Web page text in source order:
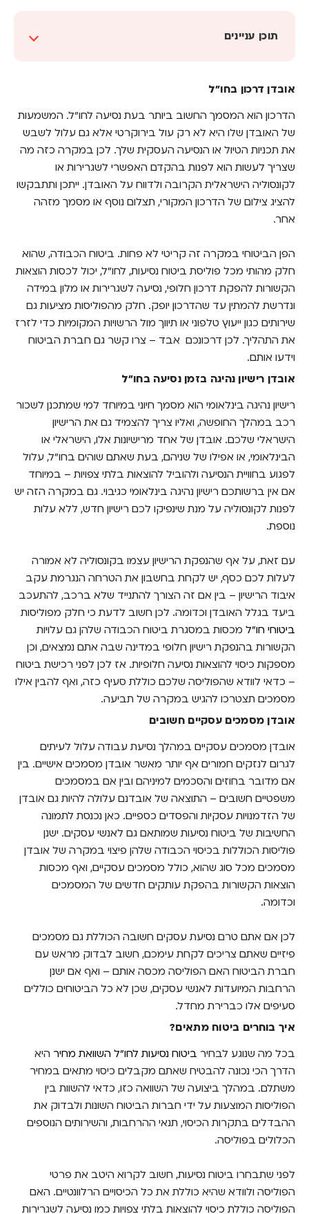
תוכן עניינים
אובדן רישיון נהיגה בזמן נסיעה בחו"ל
אובדן מסמכים עסקיים חשובים
איך בוחרים ביטוח מתאים?
חוששים מאובדן מסמכים? לא צריך לאבד את
הראש – נכנסים ל-Bestie, משווים ביטוחי חו"ל,
וטסים מוגנים ובטוחים
אובדן דרכון בחו"ל
הדרכון הוא המסמך החשוב ביותר בעת נסיעה לחו"ל. המשמעות
של האובדן שלו היא לא רק עול בירוקרטי אלא גם עלול לשבש
את תכניות הטיול או הנסיעה העסקית שלך. לכן במקרה כזה מה
שצריך לעשות הוא לפנות בהקדם האפשרי לשגרירות או
לקונסוליה הישראלית הקרובה ולדווח על האובדן. ייתכן ותתבקשו
להציג צילום של הדרכון המקורי, תצלום נוסף או מסמך מזהה
אחר.
הפן הביטוחי במקרה זה קריטי לא פחות. ביטוח הכבודה, שהוא
חלק מהותי מכל פוליסת ביטוח נסיעות, לחו"ל, יכול לכסות הוצאות
הקשורות להפקת דרכון חלופי, נסיעה לשגרירות או מלון במידה
ונדרשת להמתין עד שהדרכון יופק. חלק מהפוליסות מציעות גם
שירותים כגון ייעוץ טלפוני או תיווך מול הרשויות המקומיות כדי לזרז
את התהליך. לכן דרכונכם אבד – צרו קשר גם חברת הביטוח
וידעו אותם.
אובדן רישיון נהיגה בזמן נסיעה בחו"ל
רישיון נהיגה בינלאומי הוא מסמך חיוני במיוחד למי שמתכנן לשכור
רכב במהלך החופשה, ואליו צריך להצמיד גם את הרישיון
הישראלי שלכם. אובדן של אחד מרישיונות אלו, הישראלי או
הבינלאומי, או אפילו של שניהם, בעת שאתם שוהים בחו"ל, עלול
לפגוע בחוויית הנסיעה ולהוביל להוצאות בלתי צפויות – במיוחד
אם אין ברשותכם רישיון נהיגה בינלאומי כגיבוי. גם במקרה הזה יש
לפנות לקונסוליה על מנת שינפיקו לכם רישיון חדש, ללא עלות
נוספת.
עם זאת, על אף שהנפקת הרישיון עצמו בקונסוליה לא אמורה
לעלות לכם כסף, יש לקחת בחשבון את הטרחה הנגרמת עקב
איבוד הרישיון – בין אם זה הצורך להתנייד שלא ברכב, להתעכב
ביעד בגלל האובדן וכדומה. לכן חשוב לדעת כי חלק מפוליסות
ביטוחי חו"ל מכסות במסגרת ביטוח הכבודה שלהן גם עלויות
הקשורות בהנפקת רישיון חלופי במדינה שבה אתם נמצאים, וכן
מספקות כיסוי להוצאות נסיעה חלופיות. אז לכן לפני רכישת ביטוח
– כדאי לוודא שהפוליסה שלכם כוללת סעיף כזה, ואף להבין אילו
מסמכים תצטרכו להגיש במקרה של תביעה.
אובדן מסמכים עסקיים חשובים
אובדן מסמכים עסקיים במהלך נסיעת עבודה עלול לעיתים
לגרום לנזקים חמורים אף יותר מאשר אובדן מסמכים אישיים. בין
אם מדובר בחוזים והסכמים למיניהם ובין אם במסמכים
משפטיים חשובים – התוצאה של אובדנם עלולה להיות גם אובדן
של הזדמנויות עסקיות והפסדים כספיים. כאן נכנסת לתמונה
החשיבות של ביטוח נסיעות שמותאם גם לאנשי עסקים. ישנן
פוליסות הכוללות בכיסוי הכבודה שלהן פיצוי במקרה של אובדן
מסמכים מכל סוג שהוא, כולל מסמכים עסקיים, ואף מכסות
הוצאות הקשורות בהפקת עותקים חדשים של המסמכים
וכדומה.
לכן אם אתם טרם נסיעת עסקים חשובה הכוללת גם מסמכים
פיזיים שאתם צריכים לקחת עימכם, חשוב לבדוק מראש עם
חברת הביטוח האם הפוליסה מכסה אותם – ואף אם ישנן
הרחבות המיועדות לאנשי עסקים, שכן לא כל הביטוחים כוללים
סעיפים אלו כברירת מחדל.
איך בוחרים ביטוח מתאים?
בכל מה שנוגע לבחיר ביטוח נסיעות לחו"ל השוואת מחיר היא
הדרך הכי נכונה להבטיח שאתם מקבלים כיסוי מתאים במחיר
משתלם. במהלך ביצועה של השוואה כזו, כדאי להשוות בין
הפוליסות המוצעות על ידי חברות הביטוח השונות ולבדוק את
ההבדלים בתקרות הכיסוי, תנאי ההרחבות, והשירותים הנוספים
הכלולים בפוליסה.
לפני שתבחרו ביטוח נסיעות, חשוב לקרוא היטב את פרטי
הפוליסה ולוודא שהיא כוללת את כל הכיסויים הרלוונטיים. האם
הפוליסה כוללת כיסוי להוצאות בלתי צפויות כמו נסיעה לשגרירות